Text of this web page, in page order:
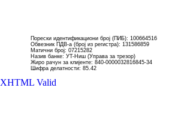
Порески идентификациони број (ПИБ): 100664516
Обвезник ПДВ-а (број из регистра): 131586859
Матични број: 07215282
Назив банке: УT-Ниш (Управа за трезор)
Жиро рачун за клијенте:840-0000032816845-34
Шифра делатности: 85.42
XHTML Valid